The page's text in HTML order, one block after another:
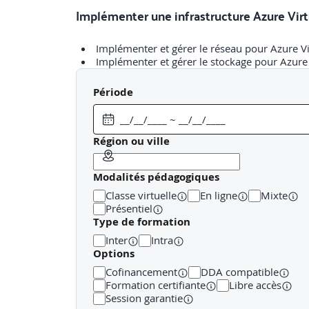
Implémenter une infrastructure Azure
Implémenter et gérer le réseau pour Azure
Implémenter et gérer le stockage pour
Créer et configurer des pools d’hôtes et des
Créer et gérer une image d’hôte de session
Travaux pratiques : Déployer des pools
Travaux pratiques : Implémenter et gérer le
Travaux pratiques : Déployer des pools
Travaux pratiques : Déployer et gérer des
Travaux pratiques : Créer et configurer des
Gérer l’accès et la sécurité
Gérer l’accès
Gérer la sécurité
Travaux pratiques : Configurer les stratégies
Gérer les applications et les
Période
Région ou ville
Modalités pédagogiques
Classe virtuelle En ligne
Mixte
Présentiel
Type de formation
Inter Intra
Options
Cofinancement
DDA compatible
Formation certifiante
Libre accès
Session garantie